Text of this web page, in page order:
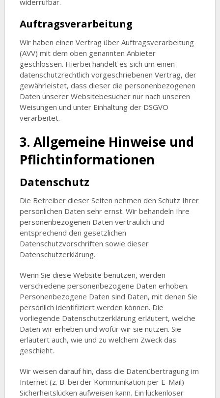
widerrufbar.
Auftragsverarbeitung
Wir haben einen Vertrag über Auftragsverarbeitung
(AVV) mit dem oben genannten Anbieter
geschlossen. Hierbei handelt es sich um einen
datenschutzrechtlich vorgeschriebenen Vertrag, der
gewährleistet, dass dieser die personenbezogenen
Daten unserer Websitebesucher nur nach unseren
Weisungen und unter Einhaltung der DSGVO
verarbeitet.
3. Allgemeine Hinweise und
Pflicht­informationen
Datenschutz
Die Betreiber dieser Seiten nehmen den Schutz Ihrer
persönlichen Daten sehr ernst. Wir behandeln Ihre
personenbezogenen Daten vertraulich und
entsprechend den gesetzlichen
Datenschutzvorschriften sowie dieser
Datenschutzerklärung.
Wenn Sie diese Website benutzen, werden
verschiedene personenbezogene Daten erhoben.
Personenbezogene Daten sind Daten, mit denen Sie
persönlich identifiziert werden können. Die
vorliegende Datenschutzerklärung erläutert, welche
Daten wir erheben und wofür wir sie nutzen. Sie
erläutert auch, wie und zu welchem Zweck das
geschieht.
Wir weisen darauf hin, dass die Datenübertragung im
Internet (z. B. bei der Kommunikation per E-Mail)
Sicherheitslücken aufweisen kann. Ein lückenloser